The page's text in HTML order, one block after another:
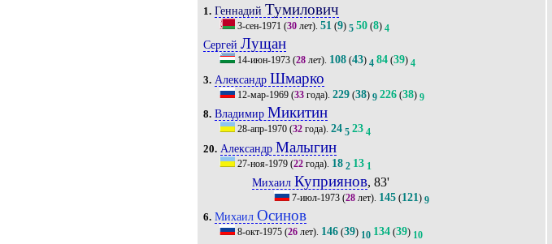
1. ГеннадийТумилович
3-сен-1971 (30 лет).51 (9) 5 50 (8) 4
СергейЛущан
14-июн-1973 (28 лет). 108 (43) 4 84 (39) 4
3. Александр Шмарко
12-мар-1969 (33 года).229 (38) 9 226 (38) 9
8. Владимир Микитин
28-апр-1970 (32 года).24 5 23 4
20. Александр Малыгин
27-ноя-1979 (22 года). 18 2 13 1
Михаил Куприянов, 83'
7-июл-1973(28лет). 145(121) 9
6. МихаилОсинов
8-окт-1975 (26 лет). 146 (39) 10 134 (39) 10